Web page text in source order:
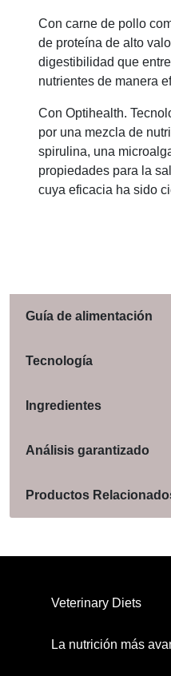
Con carne de pollo
de proteína de alto
digestibilidad que
nutrientes de manera
Con Optihealth.
por una mezcla de
spirulina, una
propiedades para la
cuya eficacia ha sido
Guía de alimentación
Tecnología
Ingredientes
Análisis garantizado
Productos
Veterinary Diets
La nutrición más